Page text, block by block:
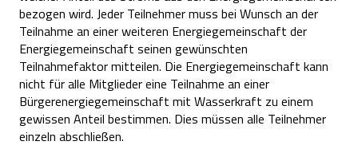
bezogen wird. Jeder Teilnehmer muss bei Wunsch an der
Teilnahme an einer weiteren Energiegemeinschaft der
Energiegemeinschaft seinen gewünschten
Teilnahmefaktor mitteilen. Die Energiegemeinschaft kann
nicht für alle Mitglieder eine Teilnahme an einer
Bürgerenergiegemeinschaft mit Wasserkraft zu einem
gewissen Anteil bestimmen. Dies müssen alle Teilnehmer
einzeln abschließen.